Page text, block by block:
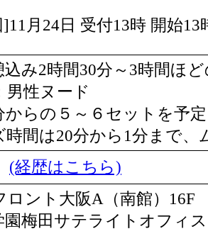
月24日 受付13時 開始13
込み2時間30分～3時間ほ
男性ヌード
からの５～６セットを予定
時間は20分から1分まで
(経歴はこちら)
ロント大阪A（南館）16F
園梅田サテライトオフィ